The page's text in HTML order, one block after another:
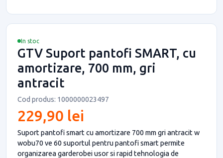
In stoc
GTV Suport pantofi SMART, cu
amortizare, 700 mm, gri
antracit
Cod produs: 1000000023497
229,90 lei
Suport pantofi smart cu amortizare 700 mm gri antracit w
wobu70 ve 60 suportul pentru pantofi smart permite
organizarea garderobei usor si rapid tehnologia de